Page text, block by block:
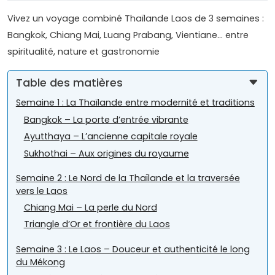
Vivez un voyage combiné Thaïlande Laos de 3 semaines :
Bangkok, Chiang Mai, Luang Prabang, Vientiane… entre
spiritualité, nature et gastronomie
Table des matières
Semaine 1 : La Thaïlande entre modernité et traditions
Bangkok – La porte d’entrée vibrante
Ayutthaya – L’ancienne capitale royale
Sukhothai – Aux origines du royaume
Semaine 2 : Le Nord de la Thaïlande et la traversée
vers le Laos
Chiang Mai – La perle du Nord
Triangle d’Or et frontière du Laos
Semaine 3 : Le Laos – Douceur et authenticité le long
du Mékong